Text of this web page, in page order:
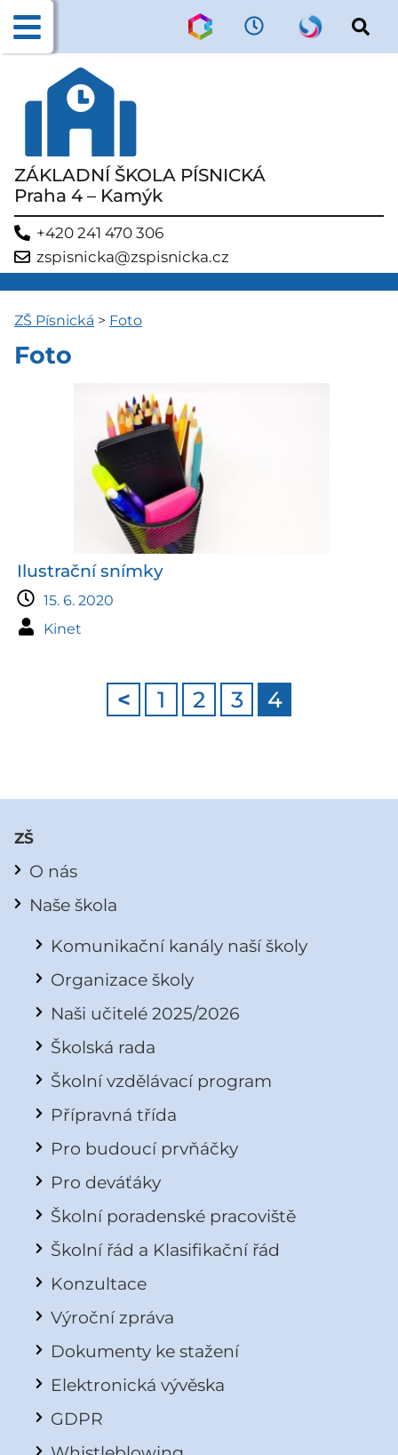
ZÁKLADNÍ ŠKOLA PÍSNICKÁ
Praha 4 – Kamýk
+420 241 470 306
zspisnicka@zspisnicka.cz
ZŠ Písnická > Foto
Foto
Ilustrační snímky
15. 6. 2020
Kinet
< 1 2 3 4
ZŠ
O nás
Naše škola
Komunikační kanály naší školy
Organizace školy
Naši učitelé 2025/2026
Školská rada
Školní vzdělávací program
Přípravná třída
Pro budoucí prvňáčky
Pro deváťáky
Školní poradenské pracoviště
Školní řád a Klasifikační řád
Konzultace
Výroční zpráva
Dokumenty ke stažení
Elektronická vývěska
GDPR